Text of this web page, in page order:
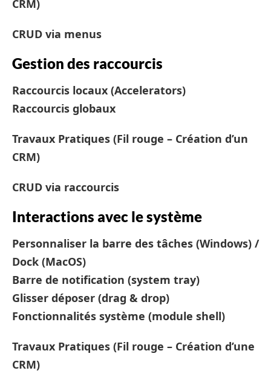
CRM)
CRUD via menus
Gestion des raccourcis
Raccourcis locaux (Accelerators)
Raccourcis globaux
Travaux Pratiques (Fil rouge – Création d’un
CRM)
CRUD via raccourcis
Interactions avec le système
Personnaliser la barre des tâches (Windows) /
Dock (MacOS)
Barre de notification (system tray)
Glisser déposer (drag & drop)
Fonctionnalités système (module shell)
Travaux Pratiques (Fil rouge – Création d’une
CRM)